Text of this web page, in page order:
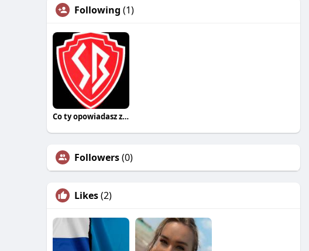
Following (1)
Co ty opowiadasz za historiee
Followers(0)
Likes(2)